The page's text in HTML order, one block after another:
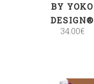
BY YOKO
DESIGN®
34.00€